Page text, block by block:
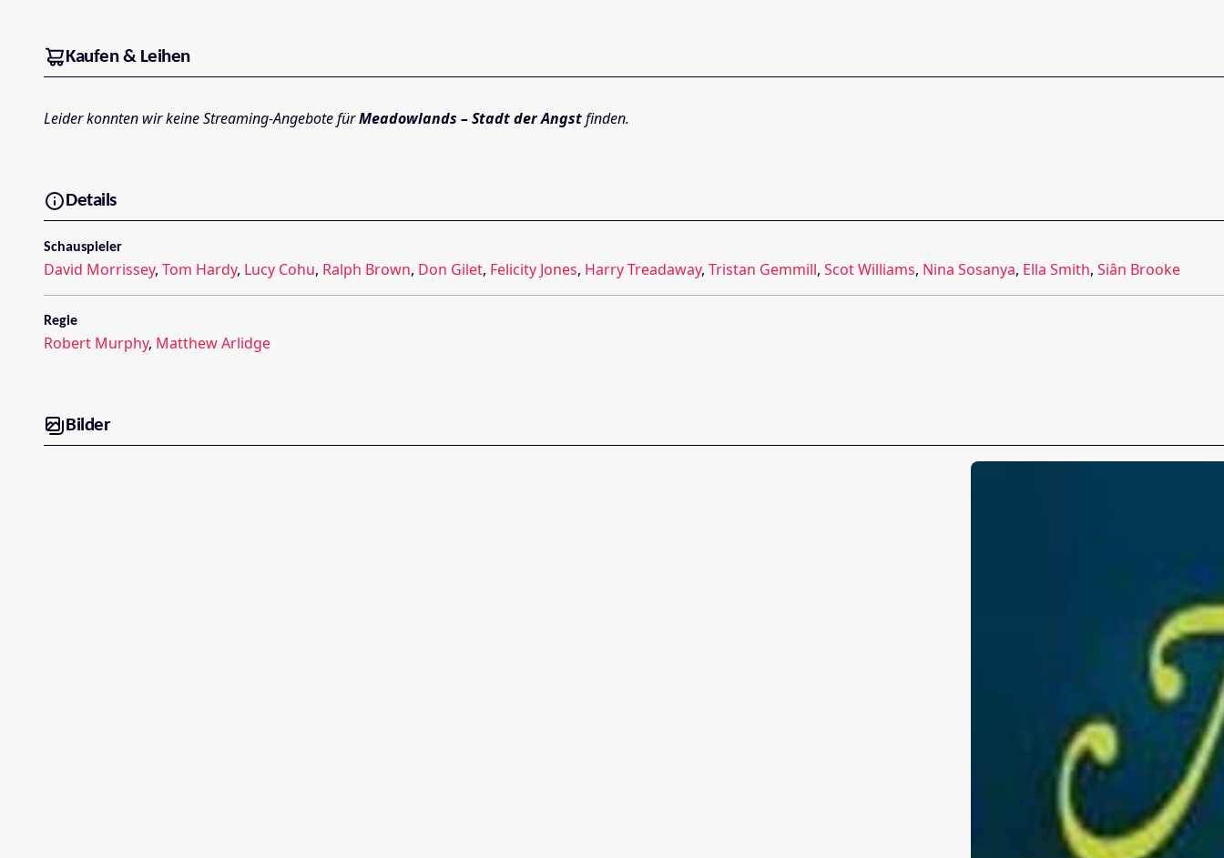
Kaufen & Leihen
Leider konnten wir keine Streaming-Angebote fürMeadowlands – Stadt der Angstfinden.
Details
Schauspieler
David Morrissey, Tom Hardy, Lucy Cohu, Ralph Brown, Don Gilet, Felicity Jones, Harry Treadaway, Tristan Gemmill, Scot Williams, Nina Sosanya, Ella Smith, Siân Brooke
Regie
Robert Murphy, Matthew Arlidge
Bilder